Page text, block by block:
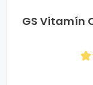
GS Vitamín